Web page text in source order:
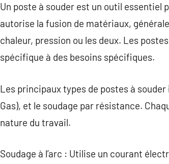
Un poste à souder est un outil essentiel
autorise la fusion de matériaux,
chaleur, pression ou les deux. Les
spécifique à des besoins spécifiques.
Les principaux types de postes à souder
Gas), et le soudage par résistance.
nature du travail.
Soudage à l’arc : Utilise un courant